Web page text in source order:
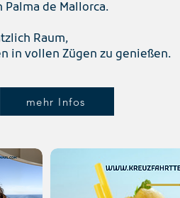
de Mallorca.
Raum,
in vollen Zügen zu genießen.​​​
mehr Infos